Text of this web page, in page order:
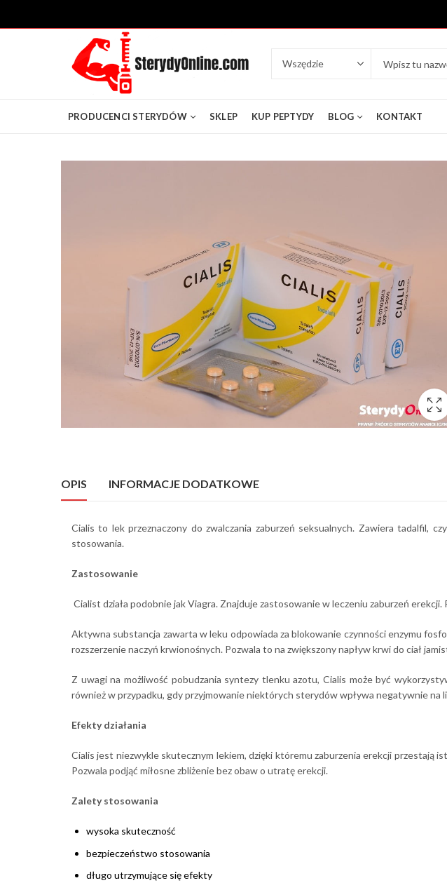
PRODUCENCI STERYDÓW SKLEP KUP PEPTYDY BLOG KONTAKT
OPIS INFORMACJE DODATKOWE
Cialis to lek przeznaczony do zwalczania zaburzeń seksualnych. Zawiera tadalfil,
stosowania.
Zastosowanie
Cialist działa podobnie jak Viagra. Znajduje zastosowanie w leczeniu zaburzeń
Aktywna substancja zawarta w leku odpowiada za blokowanie czynności enzymu
rozszerzenie naczyń krwionośnych. Pozwala to na zwiększony napływ krwi do ciał
Z uwagi na możliwość pobudzania syntezy tlenku azotu, Cialis może być
również w przypadku, gdy przyjmowanie niektórych sterydów wpływa negatywnie na
Efekty działania
Cialis jest niezwykle skutecznym lekiem, dzięki któremu zaburzenia erekcji przestają
Pozwala podjąć miłosne zbliżenie bez obaw o utratę erekcji.
Zalety stosowania
wysoka skuteczność
bezpieczeństwo stosowania
długo utrzymujące się efekty